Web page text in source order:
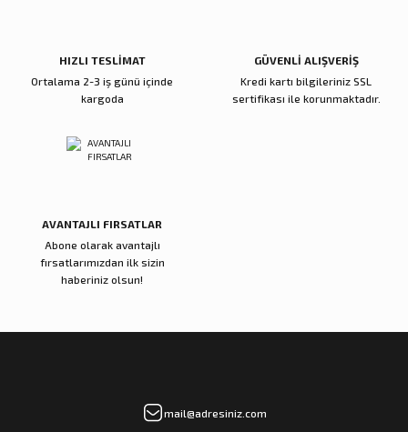
HIZLI TESLİMAT
Ortalama 2-3 iş günü içinde
kargoda
GÜVENLİ ALIŞVERİŞ
Kredi kartı bilgileriniz SSL
sertifikası ile korunmaktadır.
AVANTAJLI FIRSATLAR
Abone olarak avantajlı
fırsatlarımızdan ilk sizin
haberiniz olsun!
mail@adresiniz.com